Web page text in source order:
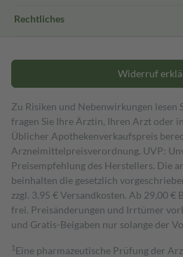
Rechtliches
Widerruf
Zu Risiken und Nebenwirkungen lesen
fragen Sie Ihre Ärztin, Ihren Arzt oder
Üblicher Apothekenverkaufspreis
Arzneimittelpreisverordnung. UVP:
Preisempfehlung des Herstellers. Die
beinhalten die gesetzlich
zzgl. 3,95 € Versandkosten. Ab 29,00
frei. Preisänderungen und Irrtümer
und Gratis-Beigaben nur solange der
1 Eine pharmazeutische Prüfung der